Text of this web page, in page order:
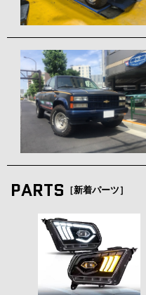
PARTS ［新着パーツ］